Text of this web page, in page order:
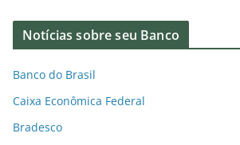
Notícias sobre seu Banco
Banco do Brasil
Caixa Econômica Federal
Bradesco